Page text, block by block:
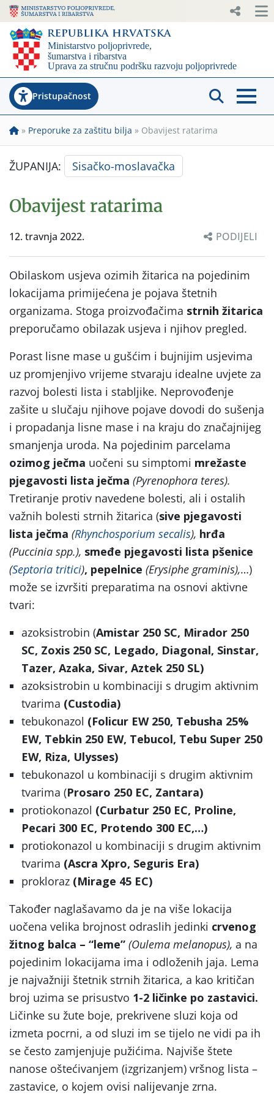
Pristupačnost
» Preporuke za zaštitu bilja » Obavijest ratarima
ŽUPANIJA: Sisačko-moslavačka
Obavijest ratarima
12. travnja 2022. PODIJELI
Obilaskom usjeva ozimih žitarica na pojedinim
lokacijama primijećena je pojava štetnih
organizama. Stoga proizvođačima strnih žitarica
preporučamo obilazak usjeva i njihov pregled.
Porast lisne mase u gušćim i bujnijim usjevima
uz promjenjivo vrijeme stvaraju idealne uvjete za
razvoj bolesti lista i stabljike. Neprovođenje
zašite u slučaju njihove pojave dovodi do sušenja
i propadanja lisne mase i na kraju do značajnijeg
smanjenja uroda. Na pojedinim parcelama
ozimog ječma uočeni su simptomi mrežaste
pjegavosti lista ječma (Pyrenophora teres).
Tretiranje protiv navedene bolesti, ali i ostalih
važnih bolesti strnih žitarica (sive pjegavosti
lista ječma (Rhynchosporium secalis), hrđa
(Puccinia spp.), smeđe pjegavosti lista pšenice
(Septoria tritici), pepelnice (Erysiphe graminis),…)
može se izvršiti preparatima na osnovi aktivne
tvari:
azoksistrobin (Amistar 250 SC, Mirador 250
SC, Zoxis 250 SC, Legado, Diagonal, Sinstar,
Tazer, Azaka, Sivar, Aztek 250 SL)
azoksistrobin u kombinaciji s drugim aktivnim
tvarima (Custodia)
tebukonazol (Folicur EW 250, Tebusha 25%
EW, Tebkin 250 EW, Tebucol, Tebu Super 250
EW, Riza, Ulysses)
tebukonazol u kombinaciji s drugim aktivnim
tvarima (Prosaro 250 EC, Zantara)
protiokonazol (Curbatur 250 EC, Proline,
Pecari 300 EC, Protendo 300 EC,…)
protiokonazol u kombinaciji s drugim aktivnim
tvarima (Ascra Xpro, Seguris Era)
prokloraz (Mirage 45 EC)
Također naglašavamo da je na više lokacija
uočena velika brojnost odraslih jedinki crvenog
žitnog balca – “leme” (Oulema melanopus), a na
pojedinim lokacijama ima i odloženih jaja. Lema
je najvažniji štetnik strnih žitarica, a kao kritičan
broj uzima se prisustvo 1-2 ličinke po zastavici.
Ličinke su žute boje, prekrivene sluzi koja od
izmeta pocrni, a od sluzi im se tijelo ne vidi pa ih
se često zamjenjuje pužićima. Najviše štete
nanose oštećivanjem (izgrizanjem) vršnog lista –
zastavice, o kojem ovisi nalijevanje zrna.